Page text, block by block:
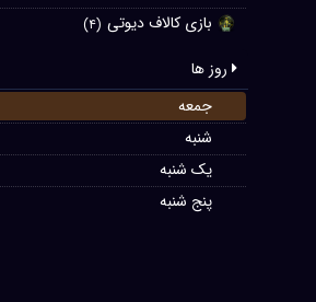
بازی کالاف دیوتی (۴)
روز ها
جمعه
شنبه
یک شنبه
پنج شنبه